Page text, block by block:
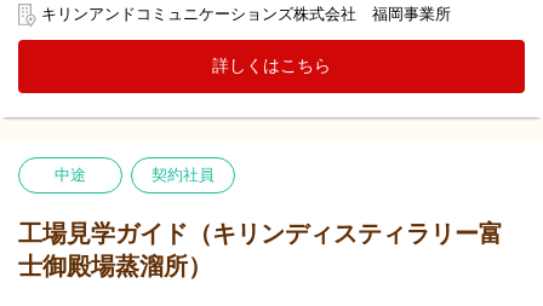
等をご覧になっていただくとともに、出来たてのビール等をご試
飲いただく「工場見学」ツアーの案内役として、キリングループ
の魅力をお客様にお伝えしていただきます。
キリンアンドコミュニケーションズ株式会社 福岡事業所
詳しくはこちら
中途 契約社員
工場見学ガイド（キリンディスティラリー富
士御殿場蒸溜所）